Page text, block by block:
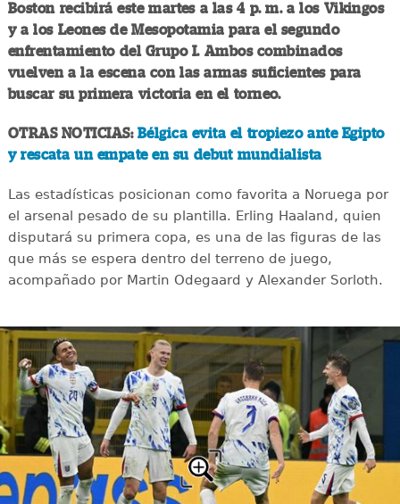
Boston recibirá este martes a las 4 p. m. a los Vikingos
y a los Leones de Mesopotamia para el segundo
enfrentamiento del Grupo I. Ambos combinados
vuelven a la escena con las armas suficientes para
buscar su primera victoria en el torneo.
OTRAS NOTICIAS: Bélgica evita el tropiezo ante Egipto
y rescata un empate en su debut mundialista
Las estadísticas posicionan como favorita a Noruega por
el arsenal pesado de su plantilla. Erling Haaland, quien
disputará su primera copa, es una de las figuras de las
que más se espera dentro del terreno de juego,
acompañado por Martin Odegaard y Alexander Sorloth.